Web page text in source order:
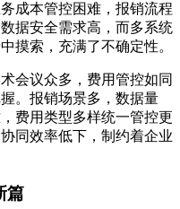
成本管控困难，报销流程
据安全需求高，而多系统
摸索，充满了不确定性。
会议众多，费用管控如同
。报销场景多，数据量
费用类型多样统一管控更
同效率低下，制约着企业
篇